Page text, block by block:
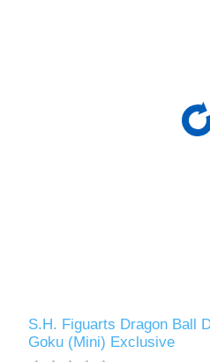
S.H. Figuarts Dragon Ball
Goku (Mini) Exclusive